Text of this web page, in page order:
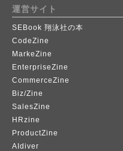
運営サイト
SEBook 翔泳社の本
CodeZine
MarkeZine
EnterpriseZine
CommerceZine
Biz/Zine
SalesZine
HRzine
ProductZine
AIdiver